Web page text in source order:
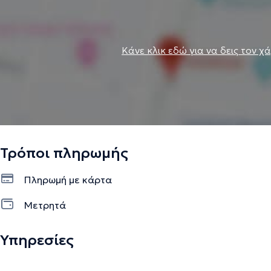
Κάνε κλικ εδώ για να δεις τον
Τρόποι πληρωμής
Πληρωμή με κάρτα
Μετρητά
Υπηρεσίες